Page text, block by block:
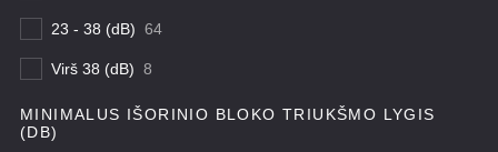
23 - 38 (dB) 64
Virš 38 (dB) 8
MINIMALUS IŠORINIO BLOKO TRIUKŠMO LYGIS
(DB)